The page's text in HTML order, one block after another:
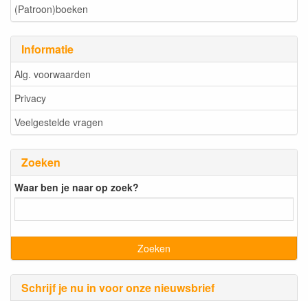
(Patroon)boeken
Informatie
Alg. voorwaarden
Privacy
Veelgestelde vragen
Zoeken
Waar ben je naar op zoek?
Schrijf je nu in voor onze nieuwsbrief